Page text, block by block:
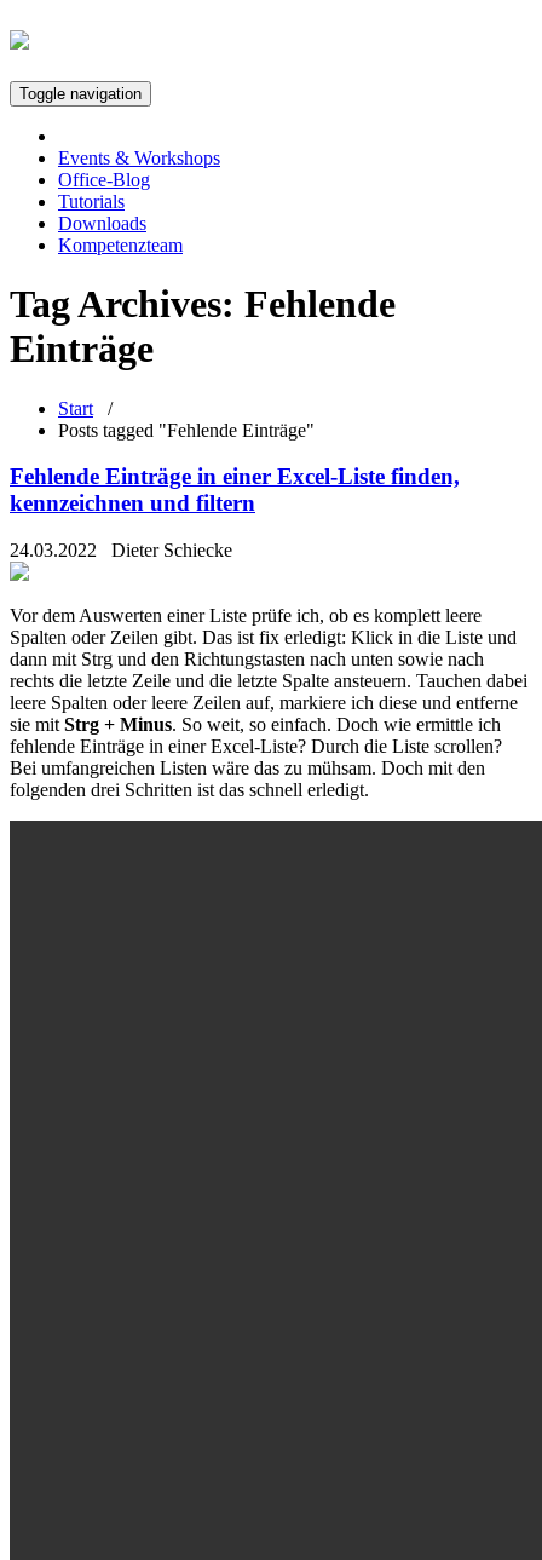
Toggle navigation
Events & Workshops
Office-Blog
Tutorials
Downloads
Kompetenzteam
Tag Archives: Fehlende
Einträge
Start /
Posts tagged "Fehlende Einträge"
Fehlende Einträge in einer Excel-Liste finden,
kennzeichnen und filtern
24.03.2022 Dieter Schiecke
Vor dem Auswerten einer Liste prüfe ich, ob es komplett leere
Spalten oder Zeilen gibt. Das ist fix erledigt: Klick in die Liste und
dann mit Strg und den Richtungstasten nach unten sowie nach
rechts die letzte Zeile und die letzte Spalte ansteuern. Tauchen dabei
leere Spalten oder leere Zeilen auf, markiere ich diese und entferne
sie mit Strg + Minus. So weit, so einfach. Doch wie ermittle ich
fehlende Einträge in einer Excel-Liste? Durch die Liste scrollen?
Bei umfangreichen Listen wäre das zu mühsam. Doch mit den
folgenden drei Schritten ist das schnell erledigt.